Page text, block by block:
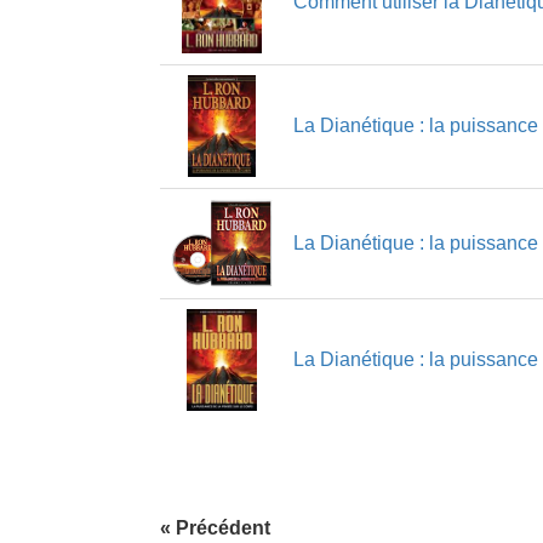
La Dianétique : la
La Dianétique : la
La Dianétique : la
« Précédent